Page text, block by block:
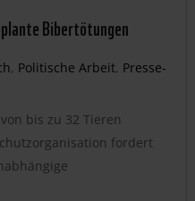
Bibertötungen
, Politische Arbeit, Presse-
bis zu 32 Tieren
fordert